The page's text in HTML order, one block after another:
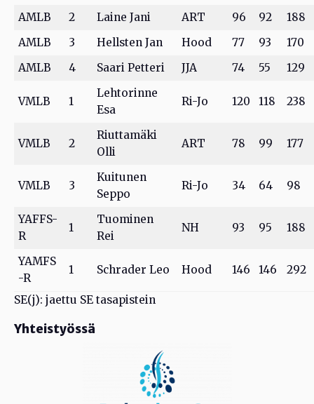
AMLB 2 Laine Jani ART 96 92
188
AMLB
3 Hellsten Jan Hood 77 93
170
AMLB
4 Saari Petteri JJA 74 55 129
VMLB 1
Lehtorinne
Esa
Ri-Jo 120 118 238
VMLB 2
Riuttamäki
Olli
ART 78 99 177
VMLB 3
Kuitunen
Seppo
Ri-Jo 34 64 98
YAFFS-
R
1
Tuominen
Rei
NH 93 95 188
YAMFS
-R
1 Schrader Leo Hood 146 146 292
SE(j): jaettu SE tasapistein
Yhteistyössä